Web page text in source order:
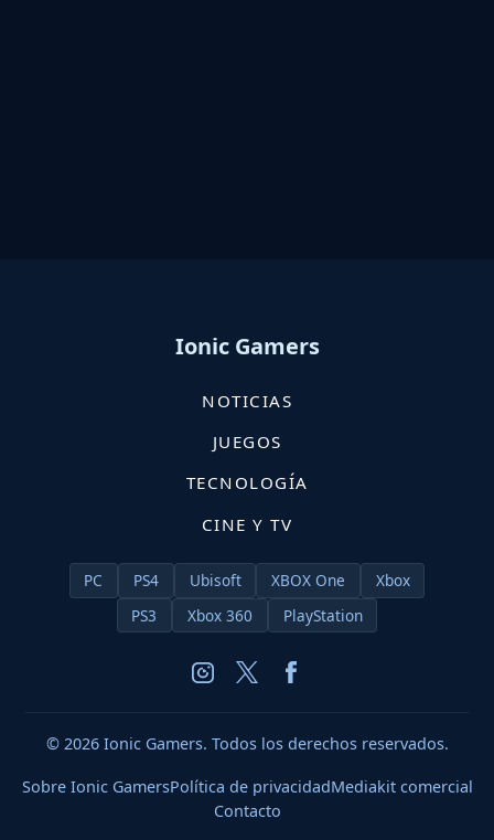
Ionic Gamers
NOTICIAS
JUEGOS
TECNOLOGÍA
CINE Y TV
PC PS4 Ubisoft XBOX One
Xbox
PS3
Xbox 360 PlayStation
© 2026 Ionic Gamers. Todos los derechos reservados.
Sobre Ionic GamersPolítica de privacidadMediakit comercial
Contacto